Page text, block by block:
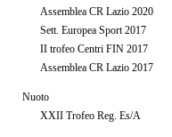
Assemblea CR Lazio 2020
Sett. Europea Sport 2017
II trofeo Centri FIN 2017
Assemblea CR Lazio 2017
Nuoto
XXII Trofeo Reg. Es/A